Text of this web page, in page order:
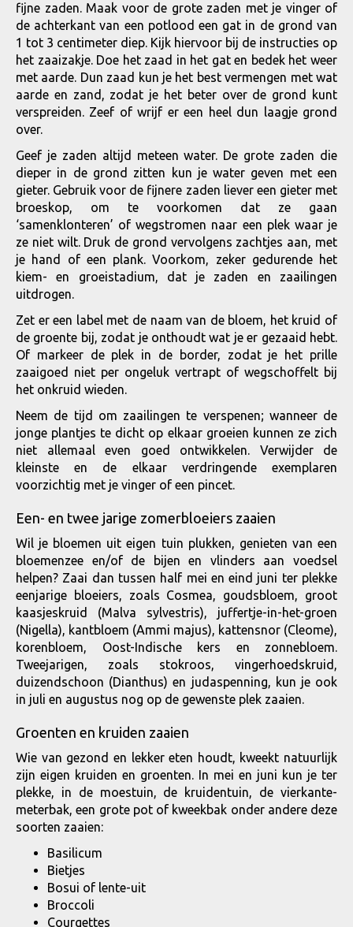
fijne zaden. Maak voor de grote zaden met je vinger of
de achterkant van een potlood een gat in de grond van
1 tot 3 centimeter diep. Kijk hiervoor bij de instructies op
het zaaizakje. Doe het zaad in het gat en bedek het weer
met aarde. Dun zaad kun je het best vermengen met wat
aarde en zand, zodat je het beter over de grond kunt
verspreiden. Zeef of wrijf er een heel dun laagje grond
over.
Geef je zaden altijd meteen water. De grote zaden die
dieper in de grond zitten kun je water geven met een
gieter. Gebruik voor de fijnere zaden liever een gieter met
broeskop, om te voorkomen dat ze gaan
‘samenklonteren’ of wegstromen naar een plek waar je
ze niet wilt. Druk de grond vervolgens zachtjes aan, met
je hand of een plank. Voorkom, zeker gedurende het
kiem- en groeistadium, dat je zaden en zaailingen
uitdrogen.
Zet er een label met de naam van de bloem, het kruid of
de groente bij, zodat je onthoudt wat je er gezaaid hebt.
Of markeer de plek in de border, zodat je het prille
zaaigoed niet per ongeluk vertrapt of wegschoffelt bij
het onkruid wieden.
Neem de tijd om zaailingen te verspenen; wanneer de
jonge plantjes te dicht op elkaar groeien kunnen ze zich
niet allemaal even goed ontwikkelen. Verwijder de
kleinste en de elkaar verdringende exemplaren
voorzichtig met je vinger of een pincet.
Een- en twee jarige zomerbloeiers zaaien
Wil je bloemen uit eigen tuin plukken, genieten van een
bloemenzee en/of de bijen en vlinders aan voedsel
helpen? Zaai dan tussen half mei en eind juni ter plekke
eenjarige bloeiers, zoals Cosmea, goudsbloem, groot
kaasjeskruid (Malva sylvestris), juffertje-in-het-groen
(Nigella), kantbloem (Ammi majus), kattensnor (Cleome),
korenbloem, Oost-Indische kers en zonnebloem.
Tweejarigen, zoals stokroos, vingerhoedskruid,
duizendschoon (Dianthus) en judaspenning, kun je ook
in juli en augustus nog op de gewenste plek zaaien.
Groenten en kruiden zaaien
Wie van gezond en lekker eten houdt, kweekt natuurlijk
zijn eigen kruiden en groenten. In mei en juni kun je ter
plekke, in de moestuin, de kruidentuin, de vierkante-
meterbak, een grote pot of kweekbak onder andere deze
soorten zaaien:
Basilicum
Bietjes
Bosui of lente-uit
Broccoli
Courgettes